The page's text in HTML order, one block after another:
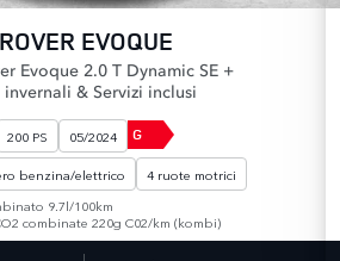
EVOQUE
Evoque 2.0 T Dynamic SE +
invernali & Servizi inclusi
200 PS 05/2024 G
benzina/elettrico
4 ruote motrici
9.7l/100km
combinate 220g C02/km (kombi)